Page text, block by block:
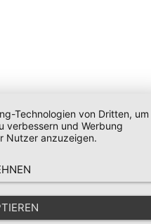
Technologien von Dritten, um
verbessern und Werbung
Nutzer anzuzeigen.